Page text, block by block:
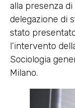
alla presenza
delegazione di
stato
l’intervento
Sociologia
Milano.